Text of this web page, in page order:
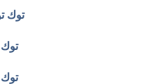
توك
توك
توك